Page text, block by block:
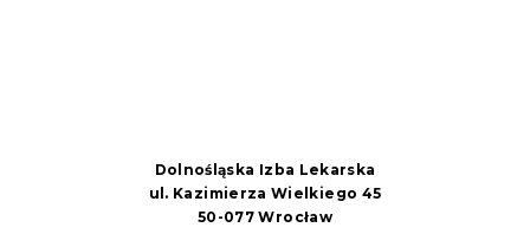
Dolnośląska Izba Lekarska
ul. Kazimierza Wielkiego 45
50-077 Wrocław